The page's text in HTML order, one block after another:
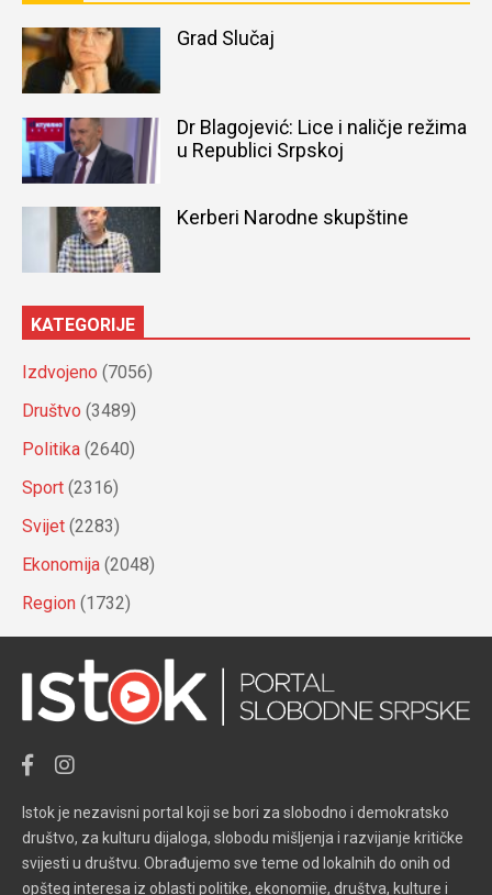
Grad Slučaj
Dr Blagojević: Lice i naličje režima
u Republici Srpskoj
Kerberi Narodne skupštine
KATEGORIJE
Izdvojeno (7056)
Društvo (3489)
Politika (2640)
Sport (2316)
Svijet (2283)
Ekonomija (2048)
Region (1732)
Istok je nezavisni portal koji se bori za slobodno i demokratsko
društvo, za kulturu dijaloga, slobodu mišljenja i razvijanje kritičke
svijesti u društvu. Obrađujemo sve teme od lokalnih do onih od
opšteg interesa iz oblasti politike, ekonomije, društva, kulture i